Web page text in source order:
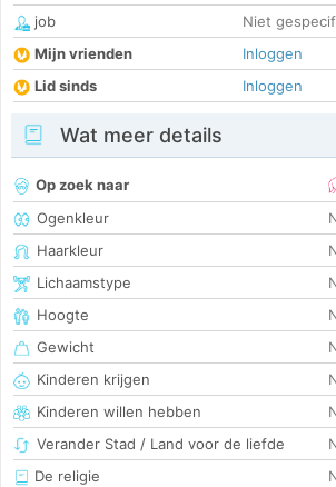
job
Niet
Mijn vrienden
Inloggen
Lid sinds
Inloggen
Wat meer details
Op zoek naar
Ogenkleur
Haarkleur
Lichaamstype
Hoogte
Gewicht
Kinderen krijgen
Kinderen willen hebben
Verander Stad / Land voor de liefde
De religie